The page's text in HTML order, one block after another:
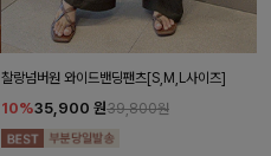
찰랑넘버원 와이드밴딩팬츠[S,M,L사이즈]
10%35,900 원39,800원